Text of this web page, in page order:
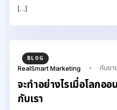
[…]
BLOG
RealSmart Marketing กันยา
จะทำอย่างไรเมื่อโลกอ
กับเรา